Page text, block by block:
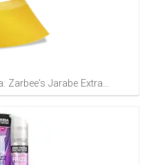
Zarbee's Jarabe Extra…